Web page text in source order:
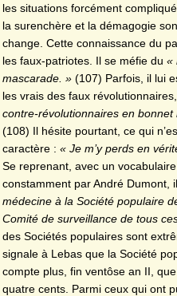
les situations forcément
la surenchère et la démagogie
change. Cette connaissance du
les faux-patriotes. Il se méfie du «
mascarade. » (107) Parfois, il lui
les vrais des faux
contre-révolutionnaires en
(108) Il hésite pourtant, ce qui
caractère : « Je m’y perds en
Se reprenant, avec un
constamment par André Dumont,
médecine à la Société populaire
Comité de surveillance de tous
des Sociétés populaires sont
signale à Lebas que la Société
compte plus, fin ventôse an II,
quatre cents. Parmi ceux qui ont